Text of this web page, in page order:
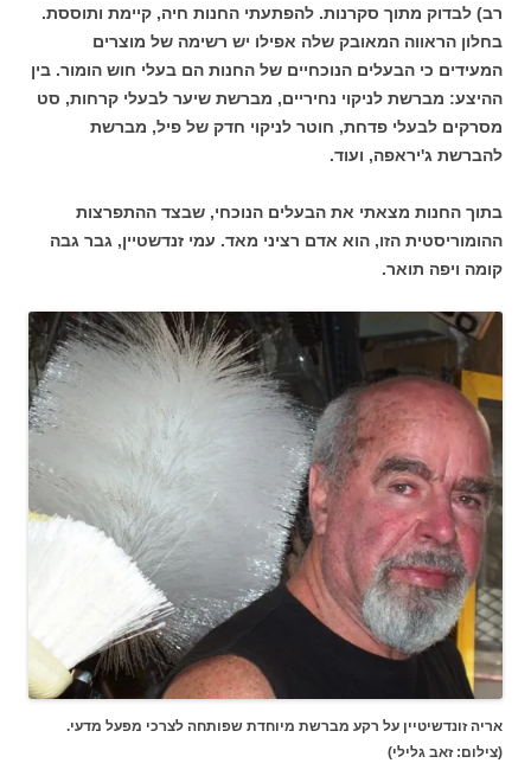
רב) לבדוק מתוך סקרנות. להפתעתי החנות חיה, קיימת ותוססת.
בחלון הראווה המאובק שלה אפילו יש רשימה של מוצרים
המעידים כי הבעלים הנוכחיים של החנות הם בעלי חוש הומור. בין
ההיצע: מברשת לניקוי נחיריים, מברשת שיער לבעלי קרחות, סט
מסרקים לבעלי פדחת, חוטר לניקוי חדק של פיל, מברשת
להברשת ג'יראפה, ועוד.
בתוך החנות מצאתי את הבעלים הנוכחי, שבצד ההתפרצות
ההומוריסטית הזו, הוא אדם רציני מאד. עמי זנדשטיין, גבר גבה
קומה ויפה תואר.
אריה זונדשיטיין על רקע מברשת מיוחדת שפותחה לצרכי מפעל מדעי.
(צילום: זאב גלילי)